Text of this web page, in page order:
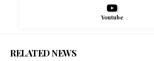
Youtube
RELATED NEWS